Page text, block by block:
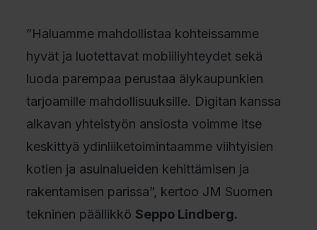
”Haluamme mahdollistaa kohteissamme
hyvät ja luotettavat mobiiliyhteydet sekä
luoda parempaa perustaa älykaupunkien
tarjoamille mahdollisuuksille. Digitan kanssa
alkavan yhteistyön ansiosta voimme itse
keskittyä ydinliiketoimintaamme viihtyisien
kotien ja asuinalueiden kehittämisen ja
rakentamisen parissa”, kertoo JM Suomen
tekninen päällikkö Seppo Lindberg.